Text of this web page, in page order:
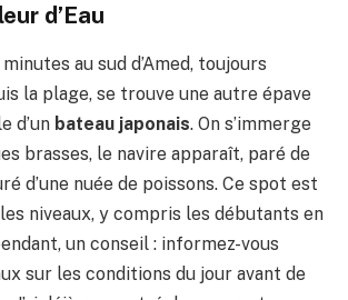
d’Eau
au sud d’Amed, toujours
la plage, se trouve une autre épave
d’un bateau japonais. On s’immerge
brasses, le navire apparaît, paré de
d’une nuée de poissons. Ce spot est
niveaux, y compris les débutants en
un conseil : informez-vous
sur les conditions du jour avant de